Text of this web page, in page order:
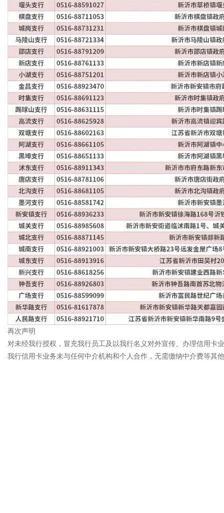
再次声明
对未经我行授权，冒充我行员工及以我行名义对外宣传、办理信用卡
我行信用卡业务未与任何中介机构和个人合作，无需缴纳中介费等其